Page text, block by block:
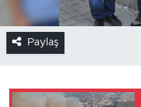
Paylaş